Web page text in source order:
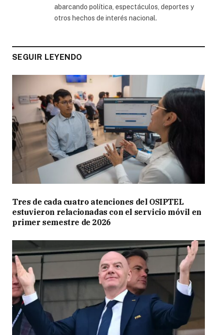
abarcando política, espectáculos, deportes y
otros hechos de interés nacional.
SEGUIR LEYENDO
Tres de cada cuatro atenciones del OSIPTEL
estuvieron relacionadas con el servicio móvil en
primer semestre de 2026